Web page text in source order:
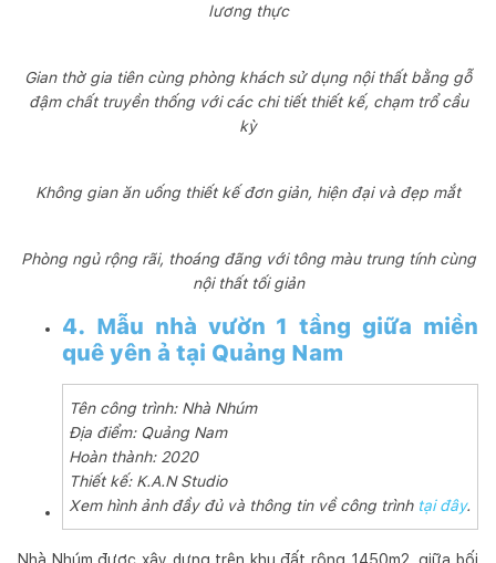
lương thực
Gian thờ gia tiên cùng phòng khách sử dụng nội thất bằng gỗ
đậm chất truyền thống với các chi tiết thiết kế, chạm trổ cầu
kỳ
Không gian ăn uống thiết kế đơn giản, hiện đại và đẹp mắt
Phòng ngủ rộng rãi, thoáng đãng với tông màu trung tính cùng
nội thất tối giản
4. Mẫu nhà vườn 1 tầng giữa miền
quê yên ả tại Quảng Nam
Tên công trình: Nhà Nhúm
Địa điểm: Quảng Nam
Hoàn thành: 2020
Thiết kế: K.A.N Studio
Xem hình ảnh đầy đủ và thông tin về công trình tại đây.